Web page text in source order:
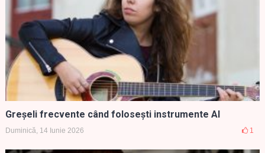
Greșeli frecvente când folosești instrumente AI
Duminică, 14 Iunie 2026 1